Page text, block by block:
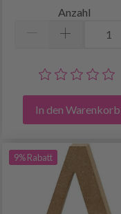
Anzahl
In den Warenkorb
9% Rabatt